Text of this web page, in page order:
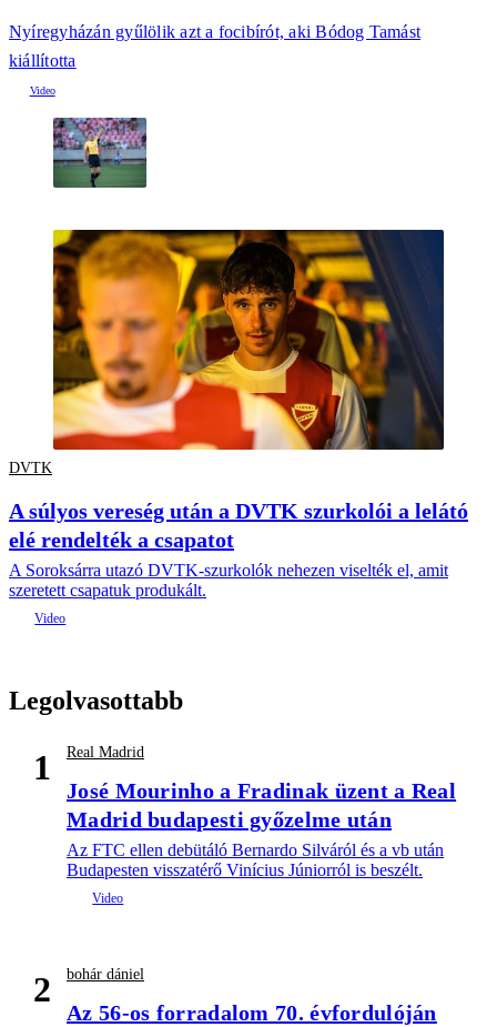
Nyíregyházán gyűlölik azt a focibírót, aki Bódog Tamást
kiállította
DVTK
A súlyos vereség után a DVTK szurkolói a lelátó
elé rendelték a csapatot
A Soroksárra utazó DVTK-szurkolók nehezen viselték el, amit
szeretett csapatuk produkált.
Legolvasottabb
1 Real Madrid
José Mourinho a Fradinak üzent a Real
Madrid budapesti győzelme után
Az FTC ellen debütáló Bernardo Silváról és a vb után
Budapesten visszatérő Vinícius Júniorról is beszélt.
2 bohár dániel
Az 56-os forradalom 70. évfordulóján